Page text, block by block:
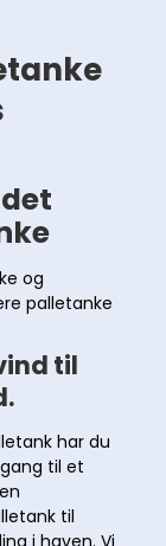
og
palletanke
til
har du
til et
til